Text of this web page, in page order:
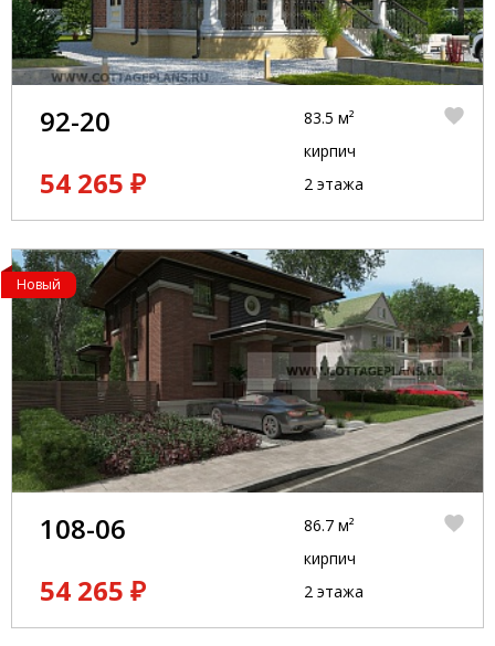
92-20
54 265 ₽
83.5 м²
кирпич
2 этажа
Новый
108-06
54 265 ₽
86.7 м²
кирпич
2 этажа